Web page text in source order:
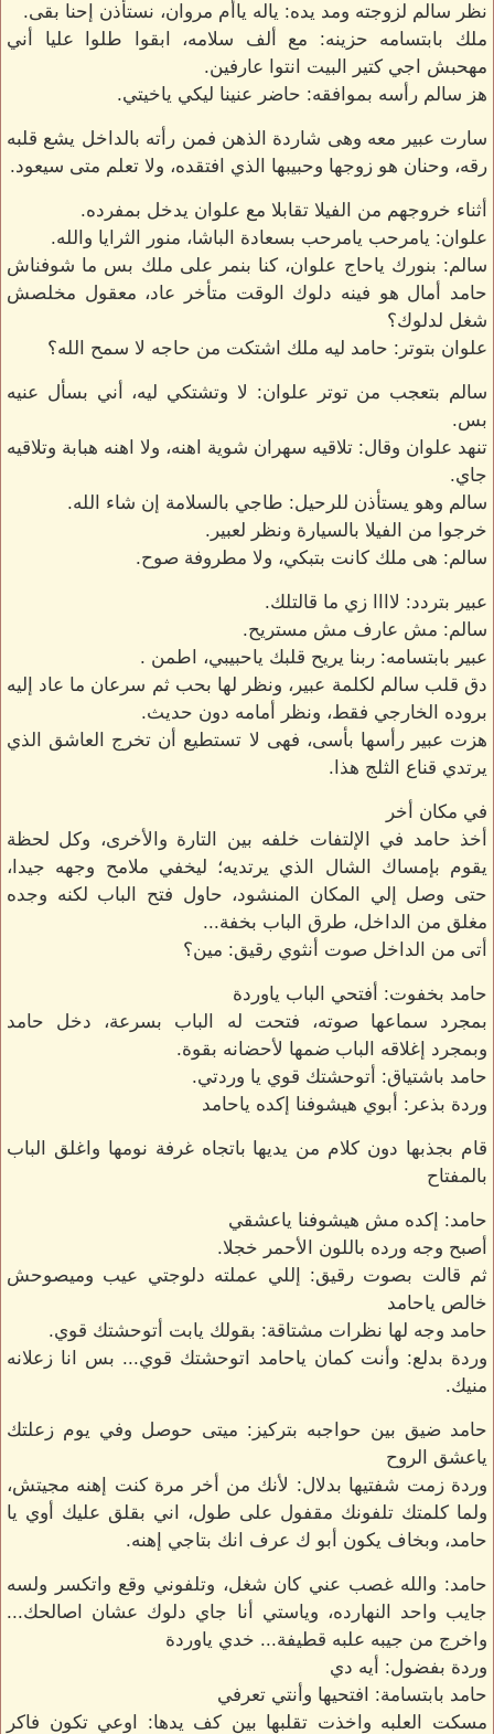
نظر سالم لزوجته ومد يده: ياله ياأم مروان، نستأذن إحنا بقى.
ملك بابتسامه حزينه: مع ألف سلامه، ابقوا طلوا عليا أني
مهحبش اجي كتير البيت انتوا عارفين.
هز سالم رأسه بموافقه: حاضر عنينا ليكي ياخيتي.
سارت عبير معه وهى شاردة الذهن فمن رأته بالداخل يشع قلبه
رقه، وحنان هو زوجها وحبيبها الذي افتقده، ولا تعلم متى سيعود.
أثناء خروجهم من الفيلا تقابلا مع علوان يدخل بمفرده.
علوان: يامرحب يامرحب بسعادة الباشا، منور الثرايا والله.
سالم: بنورك ياحاج علوان، كنا بنمر على ملك بس ما شوفناش
حامد أمال هو فينه دلوك الوقت متأخر عاد، معقول مخلصش
شغل لدلوك؟
علوان بتوتر: حامد ليه ملك اشتكت من حاجه لا سمح الله؟
سالم بتعجب من توتر علوان: لا وتشتكي ليه، أني بسأل عنيه
بس.
تنهد علوان وقال: تلاقيه سهران شوية اهنه، ولا اهنه هبابة وتلاقيه
جاي.
سالم وهو يستأذن للرحيل: طاجي بالسلامة إن شاء الله.
خرجوا من الفيلا بالسيارة ونظر لعبير.
سالم: هى ملك كانت بتبكي، ولا مطروفة صوح.
عبير بتردد: لاااا زي ما قالتلك.
سالم: مش عارف مش مستريح.
عبير بابتسامه: ربنا يريح قلبك ياحبيبي، اطمن .
دق قلب سالم لكلمة عبير، ونظر لها بحب ثم سرعان ما عاد إليه
بروده الخارجي فقط، ونظر أمامه دون حديث.
هزت عبير رأسها بأسى، فهى لا تستطيع أن تخرج العاشق الذي
يرتدي قناع الثلج هذا.
في مكان أخر
أخذ حامد في الإلتفات خلفه بين التارة والأخرى، وكل لحظة
يقوم بإمساك الشال الذي يرتديه؛ ليخفي ملامح وجهه جيدا،
حتى وصل إلي المكان المنشود، حاول فتح الباب لكنه وجده
مغلق من الداخل، طرق الباب بخفة...
أتى من الداخل صوت أنثوي رقيق: مين؟
حامد بخفوت: أفتحي الباب ياوردة
بمجرد سماعها صوته، فتحت له الباب بسرعة، دخل حامد
وبمجرد إغلاقه الباب ضمها لأحضانه بقوة.
حامد باشتياق: أتوحشتك قوي يا وردتي.
وردة بذعر: أبوي هيشوفنا إكده ياحامد
قام بجذبها دون كلام من يديها باتجاه غرفة نومها واغلق الباب
بالمفتاح
حامد: إكده مش هيشوفنا ياعشقي
أصبح وجه ورده باللون الأحمر خجلا.
ثم قالت بصوت رقيق: إللي عملته دلوجتي عيب وميصوحش
خالص ياحامد
حامد وجه لها نظرات مشتاقة: بقولك يابت أتوحشتك قوي.
وردة بدلع: وأنت كمان ياحامد اتوحشتك قوي... بس انا زعلانه
منيك.
حامد ضيق بين حواجبه بتركيز: ميتى حوصل وفي يوم زعلتك
ياعشق الروح
وردة زمت شفتيها بدلال: لأنك من أخر مرة كنت إهنه مجيتش،
ولما كلمتك تلفونك مقفول على طول، اني بقلق عليك أوي يا
حامد، وبخاف يكون أبو ك عرف انك بتاجي إهنه.
حامد: والله غصب عني كان شغل، وتلفوني وقع واتكسر ولسه
جايب واحد النهارده، وياستي أنا جاي دلوك عشان اصالحك...
واخرج من جيبه علبه قطيفة... خدي ياوردة
وردة بفضول: أيه دي
حامد بابتسامة: افتحيها وأنتي تعرفي
مسكت العلبه واخذت تقلبها بين كف يدها: اوعي تكون فاكر